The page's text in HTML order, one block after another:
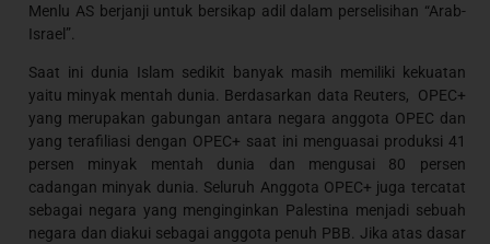
Menlu AS berjanji untuk bersikap adil dalam perselisihan “Arab-
Israel”.
Saat ini dunia Islam sedikit banyak masih memiliki kekuatan
yaitu minyak mentah dunia. Berdasarkan data Reuters, OPEC+
yang merupakan gabungan antara negara anggota OPEC dan
yang terafiliasi dengan OPEC+ saat ini menguasai produksi 41
persen minyak mentah dunia dan mengusai 80 persen
cadangan minyak dunia. Seluruh Anggota OPEC+ juga tercatat
sebagai negara yang menginginkan Palestina menjadi sebuah
negara dan diakui sebagai anggota penuh PBB. Jika atas dasar